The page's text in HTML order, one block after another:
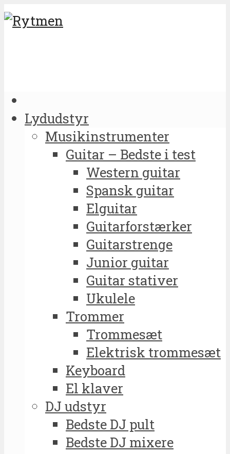
Lydudstyr
Musikinstrumenter
Guitar – Bedste i test
Western guitar
Spansk guitar
Elguitar
Guitarforstærker
Guitarstrenge
Junior guitar
Guitar stativer
Ukulele
Trommer
Trommesæt
Elektrisk trommesæt
Keyboard
El klaver
DJ udstyr
Bedste DJ pult
Bedste DJ mixere